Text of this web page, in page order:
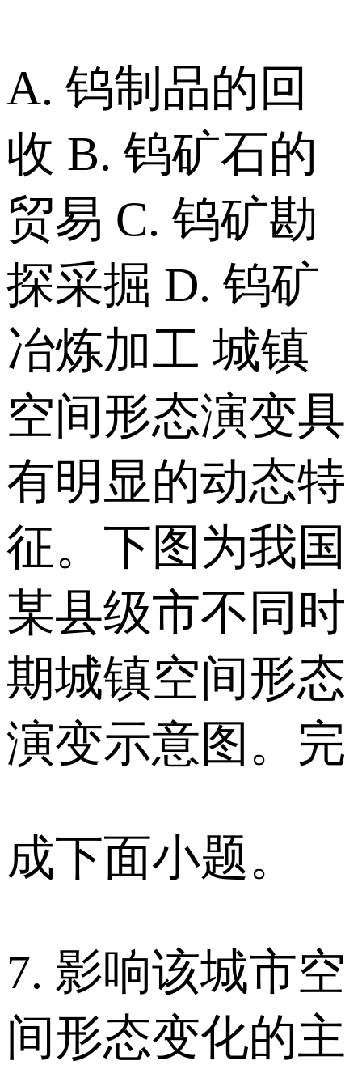
A. 钨制品的回
收 B. 钨矿石的
贸易 C. 钨矿勘
探采掘 D. 钨矿
冶炼加工 城镇
空间形态演变具
有明显的动态特
征。下图为我国
某县级市不同时
期城镇空间形态
演变示意图。完
成下面小题。
7. 影响该城市空
间形态变化的主